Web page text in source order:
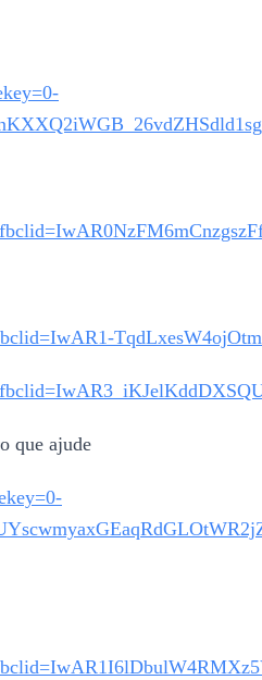
que ajude